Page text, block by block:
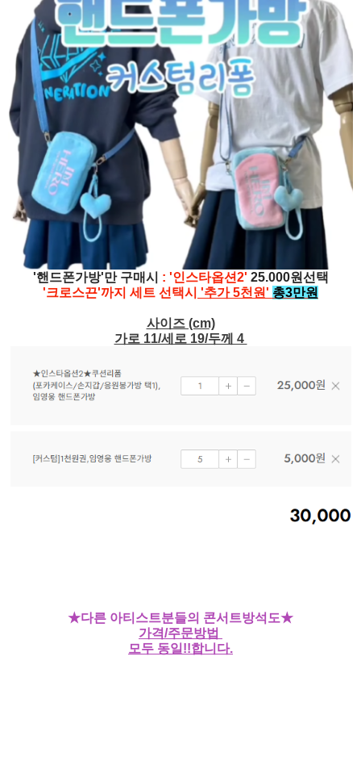
'핸드폰가방'만 구매시 : '인스타옵션2' 25.000원선택
'크로스끈'까지 세트 선택시 '추가 5천원' 총3만원
사이즈 (cm)
가로 11/세로 19/두께 4
★다른 아티스트분들의 콘서트방석도★
가격/주문방법
모두 동일!!합니다.